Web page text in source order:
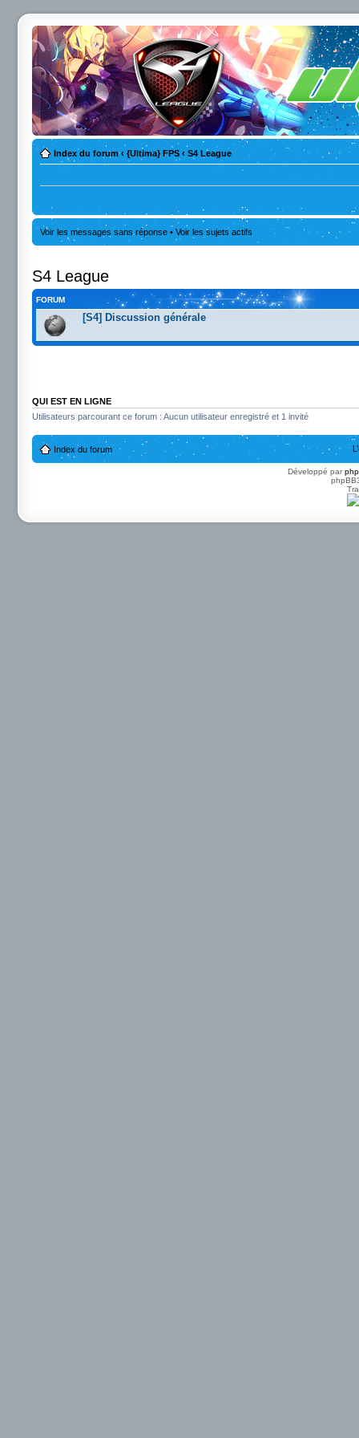
Index du forum ‹ {Ultima} FPS ‹ S4 League
Voir les messages sans réponse • Voir les sujets actifs
S4 League
FORUM
[S4] Discussion générale
QUI EST EN LIGNE
Utilisateurs parcourant ce forum : Aucun utilisateur enregistré et 1 invité
Index du forum
Développé par